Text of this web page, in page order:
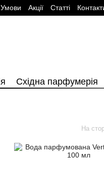
Умови Aкції Cтатті
Східна парфумерія
На